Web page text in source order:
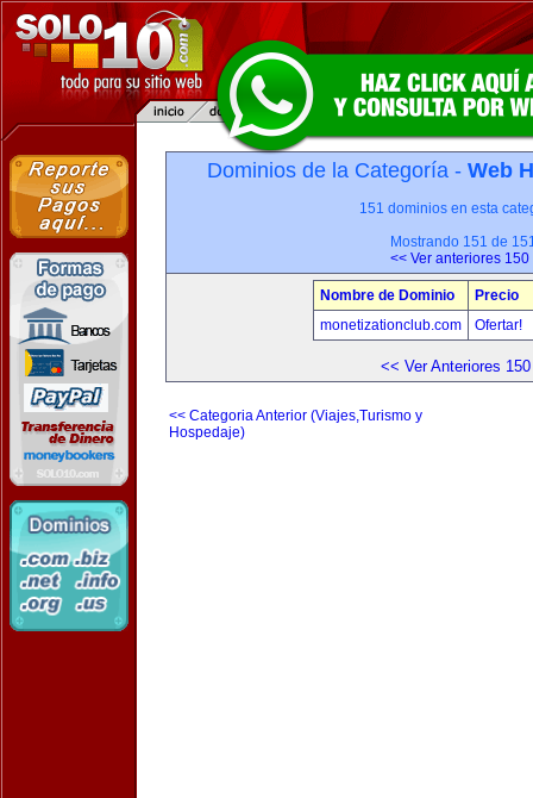
Dominios de la Categoría - Web
151 dominios en esta
Mostrando 151 de
<< Ver anteriores 150
Nombre de Dominio
Precio
monetizationclub.com
Ofertar!
<< Ver Anteriores 150
<< Categoria Anterior (Viajes,Turismo y
Hospedaje)